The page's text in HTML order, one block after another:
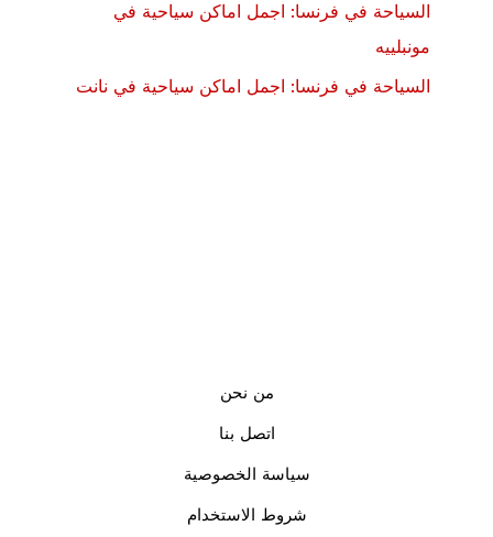
السياحة في فرنسا: اجمل اماكن سياحية في
مونبلييه
السياحة في فرنسا: اجمل اماكن سياحية في نانت
من نحن
اتصل بنا
سياسة الخصوصية
شروط الاستخدام